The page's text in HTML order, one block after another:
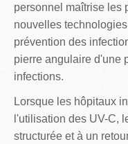
personnel maîtrise les
nouvelles
prévention des
pierre angulaire d'une
infections.
Lorsque les hôpitaux
l'utilisation des UV-C,
structurée et à un